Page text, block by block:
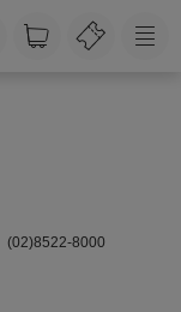
(02)8522-8000